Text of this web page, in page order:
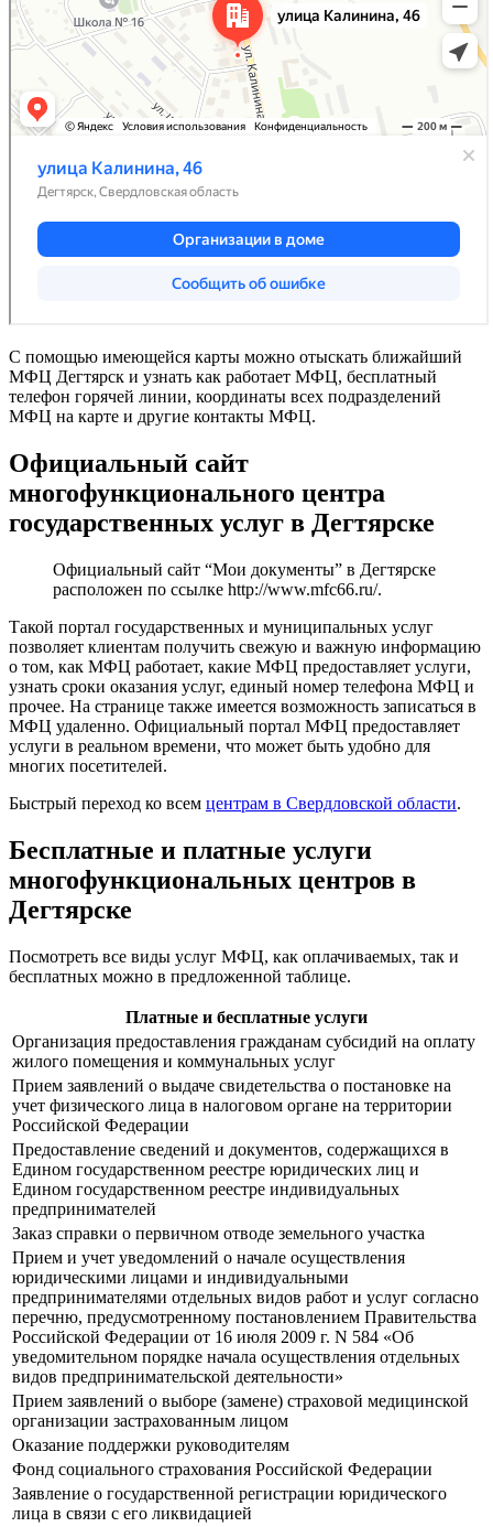
С помощью имеющейся карты можно отыскать ближайший
МФЦ Дегтярск и узнать как работает МФЦ, бесплатный
телефон горячей линии, координаты всех подразделений
МФЦ на карте и другие контакты МФЦ.
Официальный сайт
многофункционального центра
государственных услуг в Дегтярске
Официальный сайт “Мои документы” в Дегтярске
расположен по ссылке http://www.mfc66.ru/.
Такой портал государственных и муниципальных услуг
позволяет клиентам получить свежую и важную информацию
о том, как МФЦ работает, какие МФЦ предоставляет услуги,
узнать сроки оказания услуг, единый номер телефона МФЦ и
прочее. На странице также имеется возможность записаться в
МФЦ удаленно. Официальный портал МФЦ предоставляет
услуги в реальном времени, что может быть удобно для
многих посетителей.
Быстрый переход ко всем центрам в Свердловской области.
Бесплатные и платные услуги
многофункциональных центров в
Дегтярске
Посмотреть все виды услуг МФЦ, как оплачиваемых, так и
бесплатных можно в предложенной таблице.
Платные и бесплатные услуги
Организация предоставления гражданам субсидий на оплату
жилого помещения и коммунальных услуг
Прием заявлений о выдаче свидетельства о постановке на
учет физического лица в налоговом органе на территории
Российской Федерации
Предоставление сведений и документов, содержащихся в
Едином государственном реестре юридических лиц и
Едином государственном реестре индивидуальных
предпринимателей
Заказ справки о первичном отводе земельного участка
Прием и учет уведомлений о начале осуществления
юридическими лицами и индивидуальными
предпринимателями отдельных видов работ и услуг согласно
перечню, предусмотренному постановлением Правительства
Российской Федерации от 16 июля 2009 г. N 584 «Об
уведомительном порядке начала осуществления отдельных
видов предпринимательской деятельности»
Прием заявлений о выборе (замене) страховой медицинской
организации застрахованным лицом
Оказание поддержки руководителям
Фонд социального страхования Российской Федерации
Заявление о государственной регистрации юридического
лица в связи с его ликвидацией